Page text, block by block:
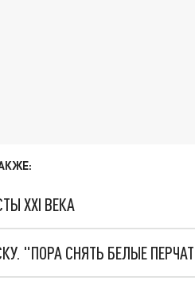
XXI ВЕКА
"ПОРА СНЯТЬ БЕЛЫЕ